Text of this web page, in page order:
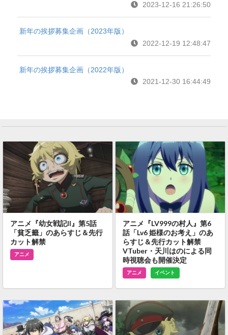
2023-12-16 21:26:50
新年の挨拶募集企画（2023年版）
2022-12-19 12:48:47
新年の挨拶募集企画（2022年版）
2021-12-30 16:44:49
アニメ『幼女戦記II』第5話
「貧乏籤」のあらすじ＆先行
カット解禁
アニメ
アニメ『LV999の村人』第6
話「Lv6 姫様のお考え」のあ
らすじ＆先行カット解禁
VTuber・天川はのによる同
時視聴会も開催決定
アニメ イベント